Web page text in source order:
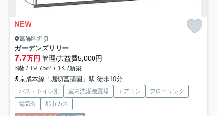
NEW
葛飾区堀切
ガーデンズリリー
7.7万円 管理/共益費5,000円
3階 / 19.75㎡ / 1K /新築
京成本線「堀切菖蒲園」駅 徒歩10分
バス・トイレ別 室内洗濯機置場 エアコン
フローリング
電気有
都市ガス